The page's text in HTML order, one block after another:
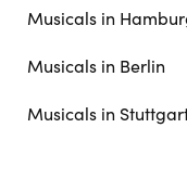
Musicals in
Musicals in Berlin
Musicals in